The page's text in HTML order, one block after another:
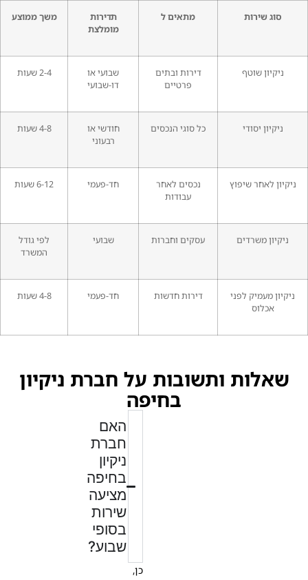
סוג שירות מתאים ל
תדירות
מומלצת
משך ממוצע
ניקיון שוטף
דירות ובתים
פרטיים
שבועי או
דו-שבועי
2-4 שעות
ניקיון יסודי כל סוגי הנכסים
חודשי או
רבעוני
4-8 שעות
ניקיון לאחר שיפוץ
נכסים לאחר
עבודות
חד-פעמי 6-12 שעות
ניקיון משרדים עסקים וחברות שבועי
לפי גודל
המשרד
ניקיון מעמיק לפני
אכלוס
דירות חדשות חד-פעמי 4-8 שעות
שאלות ותשובות על חברת ניקיון
בחיפה
האם
חברת
ניקיון
בחיפה
מציעה
שירות
בסופי
שבוע?
כן,